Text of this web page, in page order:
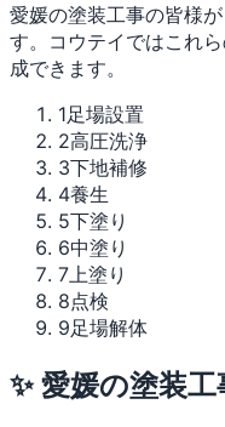
愛媛の塗装工事の皆様
す。コウテイではこれ
成できます。
1足場設置
2高圧洗浄
3下地補修
4養生
5下塗り
6中塗り
7 上塗り
8点検
9足場解体
✨ 愛媛の塗装